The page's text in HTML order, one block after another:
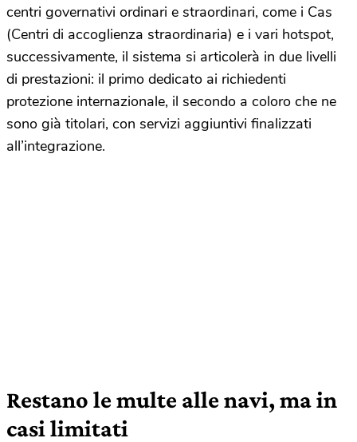
centri governativi ordinari e straordinari, come i Cas
(Centri di accoglienza straordinaria) e i vari hotspot,
successivamente, il sistema si articolerà in due livelli
di prestazioni: il primo dedicato ai richiedenti
protezione internazionale, il secondo a coloro che ne
sono già titolari, con servizi aggiuntivi finalizzati
all’integrazione.
Restano le multe alle navi, ma in
casi limitati